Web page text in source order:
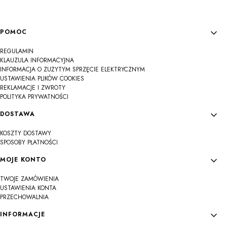
Linki w stopce
POMOC
REGULAMIN
KLAUZULA INFORMACYJNA
INFORMACJA O ZUŻYTYM SPRZĘCIE ELEKTRYCZNYM
USTAWIENIA PLIKÓW COOKIES
REKLAMACJE I ZWROTY
POLITYKA PRYWATNOŚCI
DOSTAWA
KOSZTY DOSTAWY
SPOSOBY PŁATNOŚCI
MOJE KONTO
TWOJE ZAMÓWIENIA
USTAWIENIA KONTA
PRZECHOWALNIA
INFORMACJE